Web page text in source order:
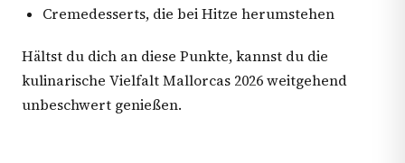
Cremedesserts, die bei Hitze herumstehen
Hältst du dich an diese Punkte, kannst du die
kulinarische Vielfalt Mallorcas 2026 weitgehend
unbeschwert genießen.